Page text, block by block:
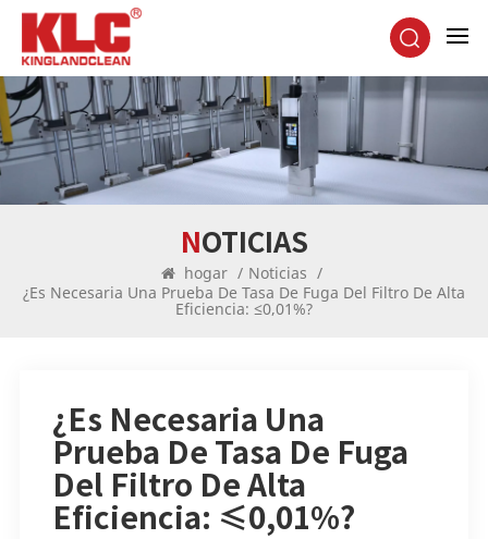
NOTICIAS
hogar / Noticias /
¿Es Necesaria Una Prueba De Tasa De Fuga Del Filtro De Alta
Eficiencia: ≤0,01%?
¿Es Necesaria Una
Prueba De Tasa De Fuga
Del Filtro De Alta
Eficiencia: ≤0,01%?